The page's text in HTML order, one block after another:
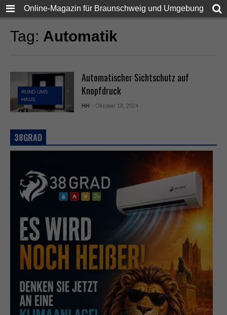
Online-Magazin für Braunschweig und Umgebung
Tag: Automatik
RUND UMS
HAUS
Automatischer Sichtschutz auf
Knopfdruck
HH - Oktober 18, 2024
38GRAD